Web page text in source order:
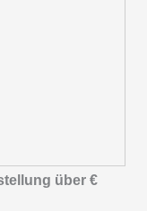
über €